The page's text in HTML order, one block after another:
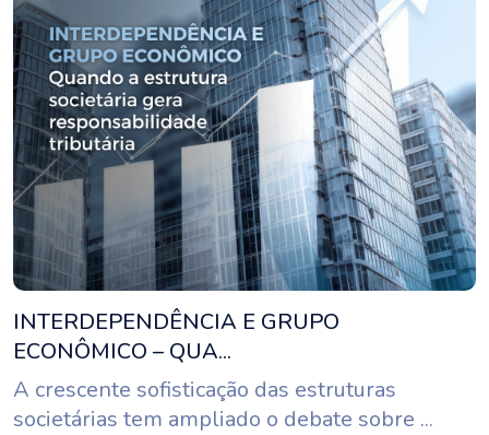
INTERDEPENDÊNCIA E GRUPO
ECONÔMICO – QUA...
A crescente sofisticação das estruturas
societárias tem ampliado o debate sobre ...